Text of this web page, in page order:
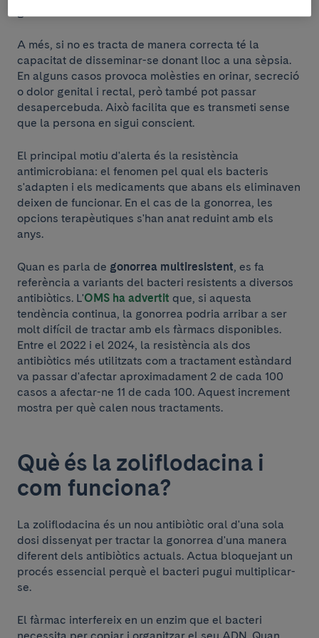
A més, si no es tracta de manera correcta té la
capacitat de disseminar-se donant lloc a una sèpsia.
En alguns casos provoca molèsties en orinar, secreció
o dolor genital i rectal, però també pot passar
desapercebuda. Això facilita que es transmeti sense
que la persona en sigui conscient.
El principal motiu d'alerta és la resistència
antimicrobiana: el fenomen pel qual els bacteris
s'adapten i els medicaments que abans els eliminaven
deixen de funcionar. En el cas de la gonorrea, les
opcions terapèutiques s'han anat reduint amb els
anys.
Quan es parla de gonorrea multiresistent , es fa
referència a variants del bacteri resistents a diversos
antibiòtics. L'OMS ha advertit que, si aquesta
tendència continua, la gonorrea podria arribar a ser
molt difícil de tractar amb els fàrmacs disponibles.
Entre el 2022 i el 2024, la resistència als dos
antibiòtics més utilitzats com a tractament estàndard
va passar d'afectar aproximadament 2 de cada 100
casos a afectar-ne 11 de cada 100. Aquest increment
mostra per què calen nous tractaments.
Què és la zoliflodacina i
com funciona?
La zoliflodacina és un nou antibiòtic oral d'una sola
dosi dissenyat per tractar la gonorrea d'una manera
diferent dels antibiòtics actuals. Actua bloquejant un
procés essencial perquè el bacteri pugui multiplicar-
se.
El fàrmac interfereix en un enzim que el bacteri